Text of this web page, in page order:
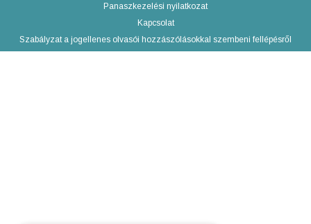
Panaszkezelési nyilatkozat
Kapcsolat
Szabályzat a jogellenes olvasói hozzászólásokkal szembeni fellépésről